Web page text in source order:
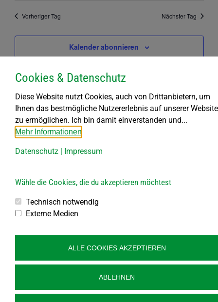
2025
und
Vorheriger Tag Nächster Tag
Kalender abonnieren
© Gemeinde Großdietmanns, designed by
Cookies & Datenschutz
Diese Website nutzt Cookies, auch von Drittanbietern, um
Ihnen das bestmögliche Nutzererlebnis auf unserer Website
zu ermöglichen. Ich bin damit einverstanden und...
Mehr Informationen
Datenschutz | Impressum
Wähle die Cookies, die du akzeptieren möchtest
Technisch notwendig
Externe Medien
ALLE COOKIES AKZEPTIEREN
ABLEHNEN